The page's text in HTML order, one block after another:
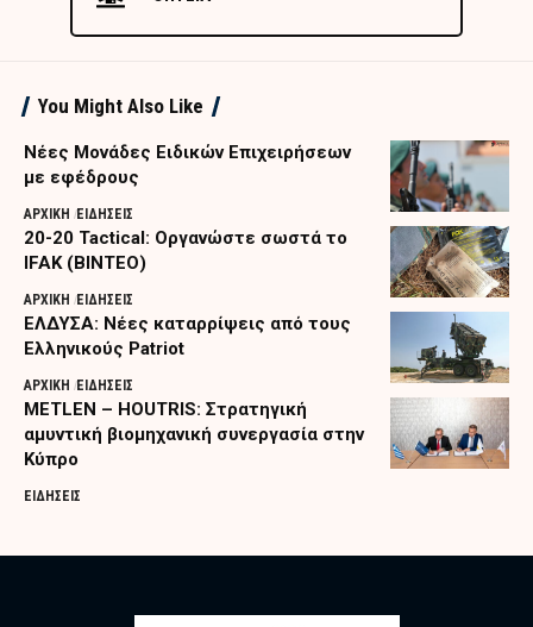
You Might Also Like
Nέες Μονάδες Ειδικών Επιχειρήσεων
με εφέδρους
ΑΡΧΙΚΗ ΕΙΔΗΣΕΙΣ
20-20 Tactical: Οργανώστε σωστά το
IFAK (ΒΙΝΤΕΟ)
ΑΡΧΙΚΗ ΕΙΔΗΣΕΙΣ
ΕΛΔΥΣΑ: Νέες καταρρίψεις από τους
Ελληνικούς Patriot
ΑΡΧΙΚΗ ΕΙΔΗΣΕΙΣ
METLEN – HOUTRIS: Στρατηγική
αμυντική βιομηχανική συνεργασία στην
Κύπρο
ΕΙΔΗΣΕΙΣ